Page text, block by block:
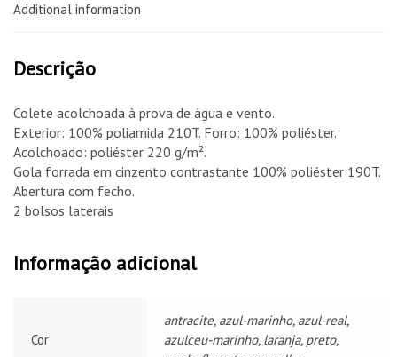
Additional information
Descrição
Colete acolchoada à prova de água e vento.
Exterior: 100% poliamida 210T. Forro: 100% poliéster.
Acolchoado: poliéster 220 g/m².
Gola forrada em cinzento contrastante 100% poliéster 190T.
Abertura com fecho.
2 bolsos laterais
Informação adicional
Cor
antracite, azul-marinho, azul-real,
azulceu-marinho, laranja, preto,